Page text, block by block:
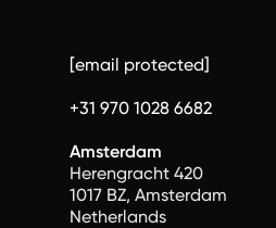
[email protected]
+31 970 1028 6682
Amsterdam
Herengracht 420
1017 BZ, Amsterdam
Netherlands